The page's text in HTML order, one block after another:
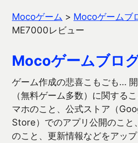
Mocoゲーム > Mocoゲームブ
ME7000レビュー
Mocoゲームブロ
ゲーム作成の悲喜こもごも…
（無料ゲーム多数）に関する
マホのこと、公式ストア（
Store）でのアプリ公開のこと
のこと、更新情報などをアッ